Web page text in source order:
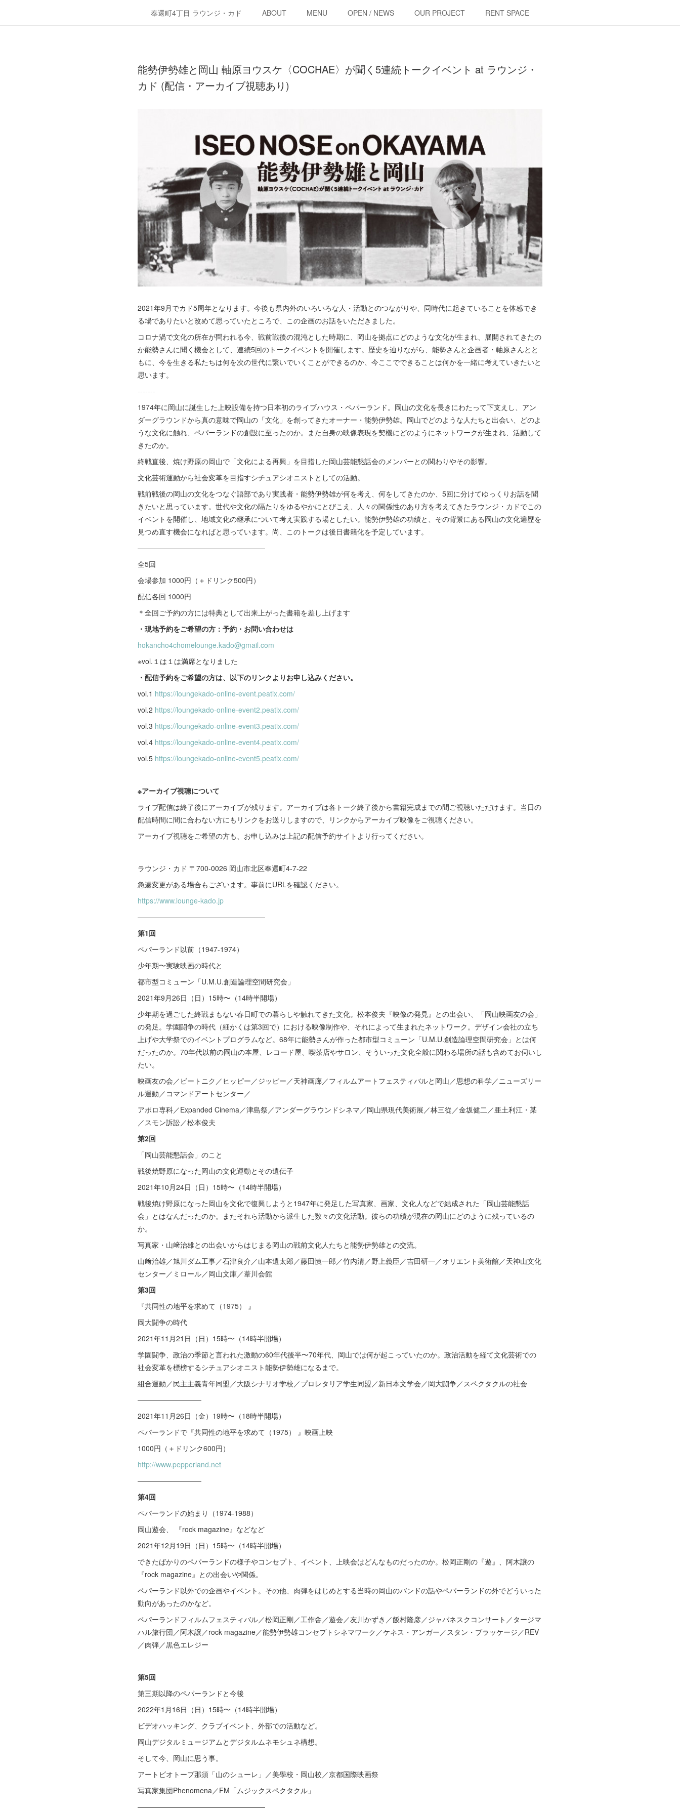
奉還町4丁目 ラウンジ・カド ABOUT MENU OPEN / NEWS OUR PROJECT RENT SPACE
能勢伊勢雄と岡山 軸原ヨウスケ〈COCHAE〉が聞く5連続トークイベント at ラウンジ・
カド (配信・アーカイブ視聴あり)
2021年9月でカド5周年となります。今後も県内外のいろいろな人・活動とのつながりや、同時代に起きていることを体感でき
る場でありたいと改めて思っていたところで、この企画のお話をいただきました。
コロナ渦で文化の所在が問われる今、戦前戦後の混沌とした時期に、岡山を拠点にどのような文化が生まれ、展開されてきたの
か能勢さんに聞く機会として、連続5回のトークイベントを開催します。歴史を辿りながら、能勢さんと企画者・軸原さんとと
もに、今を生きる私たちは何を次の世代に繋いでいくことができるのか、今ここでできることは何かを一緒に考えていきたいと
思います。
-------
1974年に岡山に誕生した上映設備を持つ日本初のライブハウス・ペパーランド。岡山の文化を長きにわたって下支えし、アン
ダーグラウンドから真の意味で岡山の「文化」を創ってきたオーナー・能勢伊勢雄。岡山でどのような人たちと出会い、どのよ
うな文化に触れ、ペパーランドの創設に至ったのか。また自身の映像表現を契機にどのようにネットワークが生まれ、活動して
きたのか。
終戦直後、焼け野原の岡山で「文化による再興」を目指した岡山芸能懇話会のメンバーとの関わりやその影響。
文化芸術運動から社会変革を目指すシチュアシオニストとしての活動。
戦前戦後の岡山の文化をつなぐ語部であり実践者・能勢伊勢雄が何を考え、何をしてきたのか、5回に分けてゆっくりお話を聞
きたいと思っています。世代や文化の隔たりをゆるやかにとびこえ、人々の関係性のあり方を考えてきたラウンジ・カドでこの
イベントを開催し、地域文化の継承について考え実践する場としたい。能勢伊勢雄の功績と、その背景にある岡山の文化遍歴を
見つめ直す機会になればと思っています。尚、このトークは後日書籍化を予定しています。
――――――――――――――――――
全5回
会場参加 1000円（＋ドリンク500円）
配信各回 1000円
＊全回ご予約の方には特典として出来上がった書籍を差し上げます
・現地予約をご希望の方：予約・お問い合わせは
hokancho4chomelounge.kado@gmail.com
※vol.１は１は満席となりました
・配信予約をご希望の方は、以下のリンクよりお申し込みください。
vol.1 https://loungekado-online-event.peatix.com/
vol.2 https://loungekado-online-event2.peatix.com/
vol.3 https://loungekado-online-event3.peatix.com/
vol.4 https://loungekado-online-event4.peatix.com/
vol.5 https://loungekado-online-event5.peatix.com/
※アーカイブ視聴について
ライブ配信は終了後にアーカイブが残ります。アーカイブは各トーク終了後から書籍完成までの間ご視聴いただけます。当日の
配信時間に間に合わない方にもリンクをお送りしますので、リンクからアーカイブ映像をご視聴ください。
アーカイブ視聴をご希望の方も、お申し込みは上記の配信予約サイトより行ってください。
ラウンジ・カド 〒700-0026 岡山市北区奉還町4-7-22
急遽変更がある場合もございます。事前にURLを確認ください。
https://www.lounge-kado.jp
――――――――――――――――――
第1回
ペパーランド以前（1947-1974）
少年期〜実験映画の時代と
都市型コミューン「U.M.U.創造論理空間研究会」
2021年9月26日（日）15時〜（14時半開場）
少年期を過ごした終戦まもない春日町での暮らしや触れてきた文化。松本俊夫『映像の発見』との出会い、「岡山映画友の会」
の発足。学園闘争の時代（細かくは第3回で）における映像制作や、それによって生まれたネットワーク。デザイン会社の立ち
上げや大学祭でのイベントプログラムなど。68年に能勢さんが作った都市型コミューン「U.M.U.創造論理空間研究会」とは何
だったのか。70年代以前の岡山の本屋、レコード屋、喫茶店やサロン、そういった文化全般に関わる場所の話も含めてお伺いし
たい。
映画友の会／ビートニク／ヒッピー／ジッピー／天神画廊／フィルムアートフェスティバルと岡山／思想の科学／ニューズリー
ル運動／コマンドアートセンター／
アポロ専科／Expanded Cinema／津島祭／アンダーグラウンドシネマ／岡山県現代美術展／林三從／金坂健二／亜土利江・某
／スモン訴訟／松本俊夫
第2回
「岡山芸能懇話会」のこと
戦後焼野原になった岡山の文化運動とその遺伝子
2021年10月24日（日）15時〜（14時半開場）
戦後焼け野原になった岡山を文化で復興しようと1947年に発足した写真家、画家、文化人などで結成された「岡山芸能懇話
会」とはなんだったのか。またそれら活動から派生した数々の文化活動。彼らの功績が現在の岡山にどのように残っているの
か。
写真家・山﨑治雄との出会いからはじまる岡山の戦前文化人たちと能勢伊勢雄との交流。
山﨑治雄／旭川ダム工事／石津良介／山本遺太郎／藤田慎一郎／竹内清／野上義臣／吉田研一／オリエント美術館／天神山文化
センター／ミロール／岡山文庫／葦川会館
第3回
『共同性の地平を求めて（1975） 』
岡大闘争の時代
2021年11月21日（日）15時〜（14時半開場）
学園闘争、政治の季節と言われた激動の60年代後半〜70年代、岡山では何が起こっていたのか。政治活動を経て文化芸術での
社会変革を標榜するシチュアシオニスト能勢伊勢雄になるまで。
組合運動／民主主義青年同盟／大阪シナリオ学校／プロレタリア学生同盟／新日本文学会／岡大闘争／スペクタクルの社会
―――――――――
2021年11月26日（金）19時〜（18時半開場）
ペパーランドで『共同性の地平を求めて（1975） 』映画上映
1000円（＋ドリンク600円）
http://www.pepperland.net
―――――――――
第4回
ペパーランドの始まり（1974-1988）
岡山遊会、 『rock magazine』などなど
2021年12月19日（日）15時〜（14時半開場）
できたばかりのペパーランドの様子やコンセプト、イベント、上映会はどんなものだったのか。松岡正剛の『遊』、阿木譲の
『rock magazine』との出会いや関係。
ペパーランド以外での企画やイベント。その他、肉弾をはじめとする当時の岡山のバンドの話やペパーランドの外でどういった
動向があったのかなど。
ペパーランドフィルムフェスティバル／松岡正剛／工作舎／遊会／友川かずき／飯村隆彦／ジャパネスクコンサート／タージマ
ハル旅行団／阿木譲／rock magazine／能勢伊勢雄コンセプトシネマワーク／ケネス・アンガー／スタン・ブラッケージ／REV
／肉弾／黒色エレジー
第5回
第三期以降のペパーランドと今後
2022年1月16日（日）15時〜（14時半開場）
ビデオハッキング、クラブイベント、外部での活動など。
岡山デジタルミュージアムとデジタルムネモシュネ構想。
そして今、岡山に思う事。
アートビオトープ那須「山のシューレ」／美學校・岡山校／京都国際映画祭
写真家集団Phenomena／FM「ムジックスペクタクル」
――――――――――――――――――